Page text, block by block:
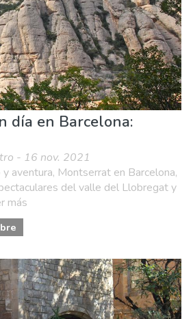
día en Barcelona:
- 16 nov. 2021
aventura, Montserrat en Barcelona,
del valle del Llobregat y
más